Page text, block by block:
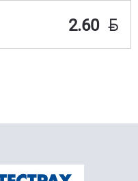
2.60 BYN